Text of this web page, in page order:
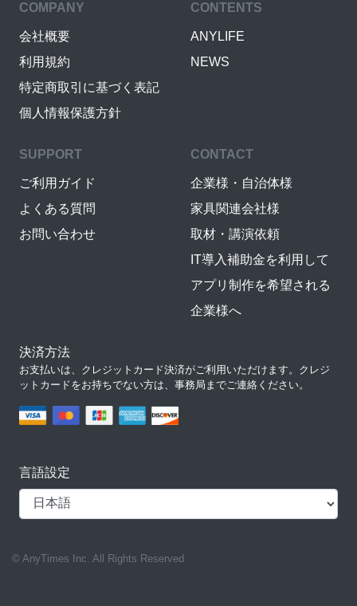
COMPANY
会社概要
利用規約
特定商取引に基づく表記
個人情報保護方針
CONTENTS
ANYLIFE
NEWS
SUPPORT
ご利用ガイド
よくある質問
お問い合わせ
CONTACT
企業様・自治体様
家具関連会社様
取材・講演依頼
IT導入補助金を利用して
アプリ制作を希望される
企業様へ
決済方法
お支払いは、クレジットカード決済がご利用いただけます。クレジ
ットカードをお持ちでない方は、事務局までご連絡ください。
言語設定
© AnyTimes Inc. All Rights Reserved